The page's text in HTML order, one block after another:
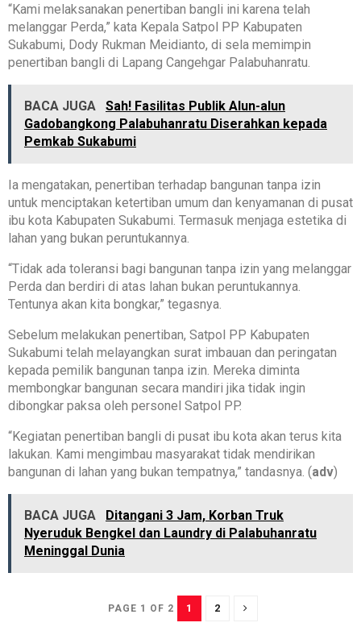
“Kami melaksanakan penertiban bangli ini karena telah
melanggar Perda,” kata Kepala Satpol PP Kabupaten
Sukabumi, Dody Rukman Meidianto, di sela memimpin
penertiban bangli di Lapang Cangehgar Palabuhanratu.
BACA JUGA
Sah! Fasilitas Publik Alun-alun
Gadobangkong Palabuhanratu Diserahkan kepada
Pemkab Sukabumi
Ia mengatakan, penertiban terhadap bangunan tanpa izin
untuk menciptakan ketertiban umum dan kenyamanan di pusat
ibu kota Kabupaten Sukabumi. Termasuk menjaga estetika di
lahan yang bukan peruntukannya.
“Tidak ada toleransi bagi bangunan tanpa izin yang melanggar
Perda dan berdiri di atas lahan bukan peruntukannya.
Tentunya akan kita bongkar,” tegasnya.
Sebelum melakukan penertiban, Satpol PP Kabupaten
Sukabumi telah melayangkan surat imbauan dan peringatan
kepada pemilik bangunan tanpa izin. Mereka diminta
membongkar bangunan secara mandiri jika tidak ingin
dibongkar paksa oleh personel Satpol PP.
“Kegiatan penertiban bangli di pusat ibu kota akan terus kita
lakukan. Kami mengimbau masyarakat tidak mendirikan
bangunan di lahan yang bukan tempatnya,” tandasnya. (adv)
BACA JUGA
Ditangani 3 Jam, Korban Truk
Nyeruduk Bengkel dan Laundry di Palabuhanratu
Meninggal Dunia
PAGE 1 OF 2 1 2